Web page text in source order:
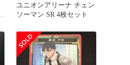
ユニオンアリーナ チェン
ソーマン SR 4枚セット